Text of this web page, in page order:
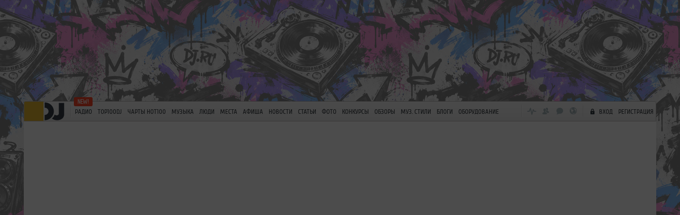
РАДИО TOP100DJ ЧАРТЫ HOT100 МУЗЫКА ЛЮДИ МЕСТА АФИША НОВОСТИ СТАТЬИ ФОТО КОНКУРСЫ ОБЗОРЫ МУЗ. СТИЛИ БЛОГИ ОБОРУДОВАНИЕ ВХОД РЕГИСТРАЦИЯ